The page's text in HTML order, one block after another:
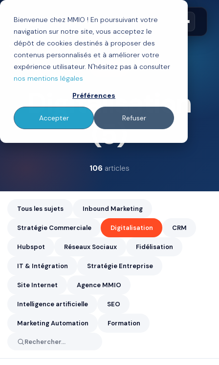
Bienvenue chez MMIO ! En poursuivant votre
navigation sur notre site, vous acceptez le
dépôt de cookies destinés à proposer des
contenus personnalisés et à améliorer votre
expérience utilisateur. N'hésitez pas à consulter
nos mentions légales
Préférences
Accepter Refuser
Tous les articles
SUJET
Digitalisation
(5)
106 articles
Tous les sujets Inbound Marketing
Stratégie Commerciale Digitalisation CRM
Hubspot Réseaux Sociaux Fidélisation
IT & Intégration Stratégie Entreprise
Site Internet Agence MMIO
Intelligence artificielle SEO
Marketing Automation Formation
Rechercher